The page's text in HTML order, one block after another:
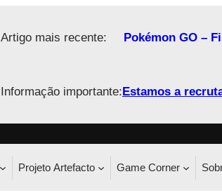
Artigo mais recente: Pokémon GO –
Informação importante:Estamos a
Projeto Artefacto Game Corner